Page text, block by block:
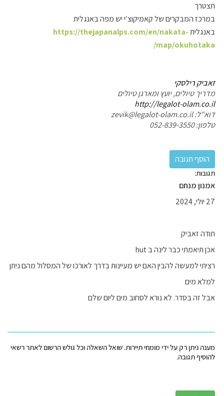
תצטרך
במרכז המבקרים של קאמיקוצ′י יש מפה באנגלית
באנגליתhttps://thejapanalps.com/en/nakata-
map/okuhotaka/
זאביק רילסקי
מדריך טיולים, יועץ ומארגן טיולים
http://legalot-olam.co.il
דוא"ל: zevik@legalot-olam.co.il
טלפון: 052-839-3550
תגובות:
אמנון מנחם
27 יולי, 2024
תודה זאביק
אכן תיאמתי כבר לינה ב hut
רציתי למעשה להבין האם יש מעיינות בדרך לאורכו של המסלול מהם ניתן
למלא מים
אבל זה בסדר. לא נורא לסחוב מים ליום שלם
מענה ניתן רק על ידי מומחי תיירות. שואל השאלה וכל גולש הרשום לאתר רשאי
להוסיף תגובה.